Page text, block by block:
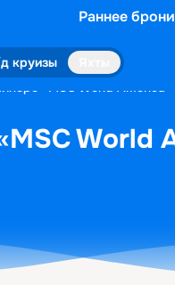
Раннее
круизы
«MSC World
World